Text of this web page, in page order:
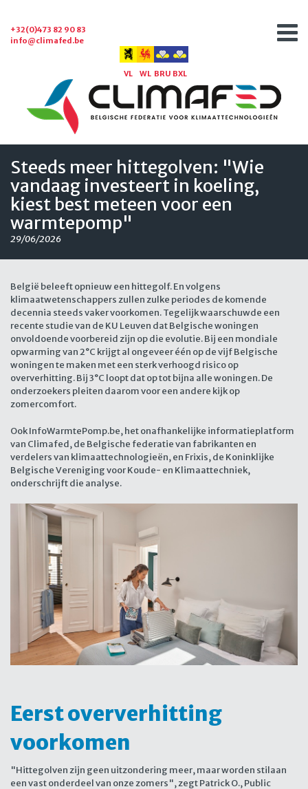
+32(0)473 82 90 83
info@climafed.be
VL WL BRU BXL
Steeds meer hittegolven: "Wie
vandaag investeert in koeling,
kiest best meteen voor een
warmtepomp"
29/06/2026
België beleeft opnieuw een hittegolf. En volgens
klimaatwetenschappers zullen zulke periodes de komende
decennia steeds vaker voorkomen. Tegelijk waarschuwde een
recente studie van de KU Leuven dat Belgische woningen
onvoldoende voorbereid zijn op die evolutie. Bij een mondiale
opwarming van 2°C krijgt al ongeveer één op de vijf Belgische
woningen te maken met een sterk verhoogd risico op
oververhitting. Bij 3°C loopt dat op tot bijna alle woningen. De
onderzoekers pleiten daarom voor een andere kijk op
zomercomfort.
Ook InfoWarmtePomp.be, het onafhankelijke informatieplatform
van Climafed, de Belgische federatie van fabrikanten en
verdelers van klimaattechnologieën, en Frixis, de Koninklijke
Belgische Vereniging voor Koude- en Klimaattechniek,
onderschrijft die analyse.
Eerst oververhitting
voorkomen
"Hittegolven zijn geen uitzondering meer, maar worden stilaan
een vast onderdeel van onze zomers", zegt Patrick O., Public